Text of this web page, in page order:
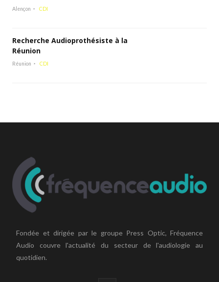
Alençon CDI
Recherche Audioprothésiste à la
Réunion
Réunion CDI
Fondée et dirigée par le groupe Press Optic, Fréquence
Audio couvre l'actualité du secteur de l'audiologie au
quotidien.